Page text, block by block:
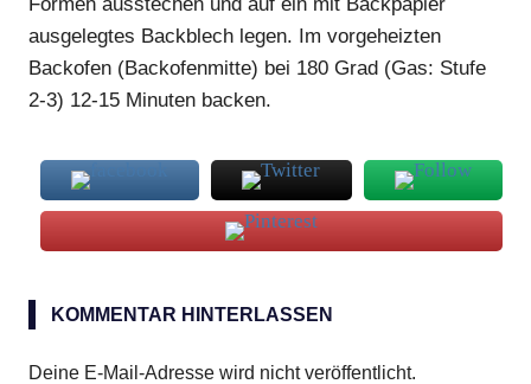
ausgelegtes Backblech legen. Im vorgeheizten
Backofen (Backofenmitte) bei 180 Grad (Gas: Stufe
2-3) 12-15 Minuten backen.
Plätzchen
KOMMENTAR HINTERLASSEN
Deine E-Mail-Adresse wird nicht veröffentlicht.